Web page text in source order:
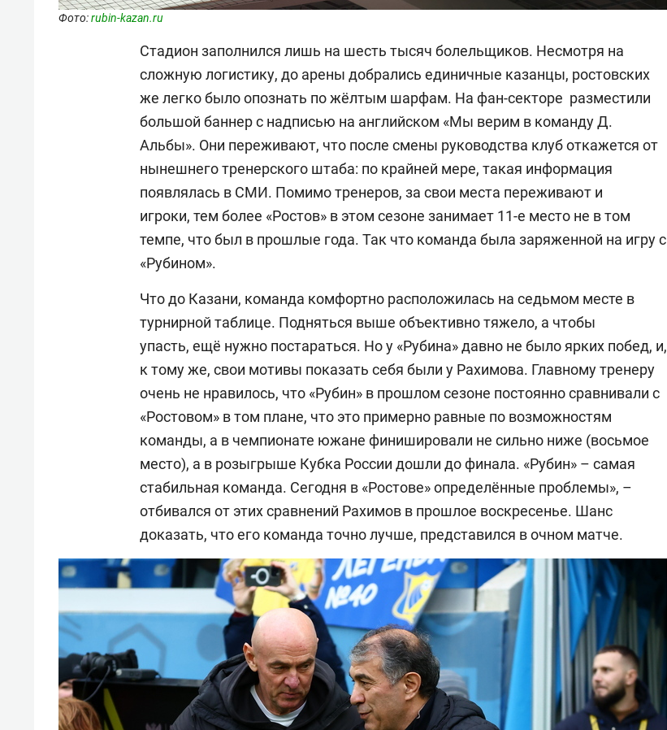
Фото:rubin-kazan.ru
Стадион заполнился лишь на шесть тысяч болельщиков. Несмотря на
сложную логистику, до арены добрались единичные казанцы, ростовских
же легко было опознать по жёлтым шарфам. На фан-секторе разместили
большой баннер с надписью на английском «Мы верим в команду Д.
Альбы». Они переживают, что после смены руководства клуб откажется от
нынешнего тренерского штаба: по крайней мере, такая информация
появлялась в СМИ. Помимо тренеров, за свои места переживают и
игроки, тем более «Ростов» в этом сезоне занимает 11-е место не в том
темпе, что был в прошлые года. Так что команда была заряженной на игру с
«Рубином».
Что до Казани, команда комфортно расположилась на седьмом месте в
турнирной таблице. Подняться выше объективно тяжело, а чтобы
упасть, ещё нужно постараться. Но у «Рубина» давно не было ярких побед, и,
к тому же, свои мотивы показать себя были у Рахимова. Главному тренеру
очень не нравилось, что «Рубин» в прошлом сезоне постоянно сравнивали с
«Ростовом» в том плане, что это примерно равные по возможностям
команды, а в чемпионате южане финишировали не сильно ниже (восьмое
место), а в розыгрыше Кубка России дошли до финала. «Рубин» – самая
стабильная команда. Сегодня в «Ростове» определённые проблемы», –
отбивался от этих сравнений Рахимов в прошлое воскресенье. Шанс
доказать, что его команда точно лучше, представился в очном матче.